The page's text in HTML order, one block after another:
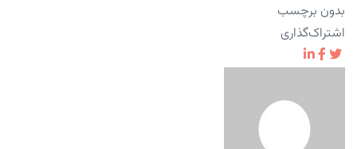
بدون برچسب
اشتراک‌گذاری